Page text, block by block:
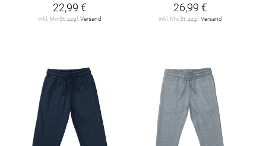
22,99 €
inkl. MwSt. zzgl. Versand
26,99 €
inkl. MwSt. zzgl. Versand